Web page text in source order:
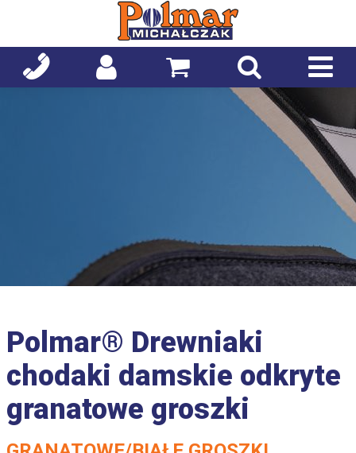
Polmar® Drewniaki
chodaki damskie odkryte
granatowe groszki